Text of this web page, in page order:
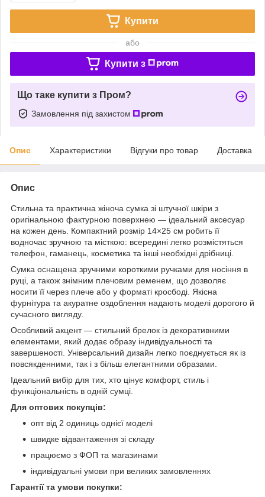
Купити
або
Купити з
Що таке купити з Пром?
Замовлення під захистом
Опис Характеристики Відгуки про товар Доставка
Опис
Стильна та практична жіноча сумка зі штучної шкіри з
оригінальною фактурною поверхнею — ідеальний аксесуар
на кожен день. Компактний розмір 14×25 см робить її
водночас зручною та місткою: всередині легко розмістяться
телефон, гаманець, косметика та інші необхідні дрібниці.
Сумка оснащена зручними короткими ручками для носіння в
руці, а також знімним плечовим ременем, що дозволяє
носити її через плече або у форматі кросбоді. Якісна
фурнітура та акуратне оздоблення надають моделі дорогого й
сучасного вигляду.
Особливий акцент — стильний брелок із декоративними
елементами, який додає образу індивідуальності та
завершеності. Універсальний дизайн легко поєднується як із
повсякденними, так і з більш елегантними образами.
Ідеальний вибір для тих, хто цінує комфорт, стиль і
функціональність в одній сумці.
Для оптових покупців:
опт від 2 одиниць однієї моделі
швидке відвантаження зі складу
працюємо з ФОП та магазинами
індивідуальні умови при великих замовленнях
Гарантії та умови покупки: